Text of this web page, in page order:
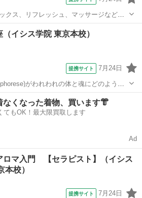
クス、リフレッシュ、マッサージなどを
シャルオイルは、私たちの連想を超える
全体に深く働きかけてくれます。アロマ
エジプトにま...
イシス学院 東京本校）
提携サイト 7月24日
がわれわれの体と魂にどのように
することを目指し ています。 体に響かせ
浸透し、驚くほど早く体の調律が行われ
なくなった着物、買います👘
てもOK！最大限買取します
Ad
ロマ入門 【セラピスト】（イシス
本校）
提携サイト 7月24日